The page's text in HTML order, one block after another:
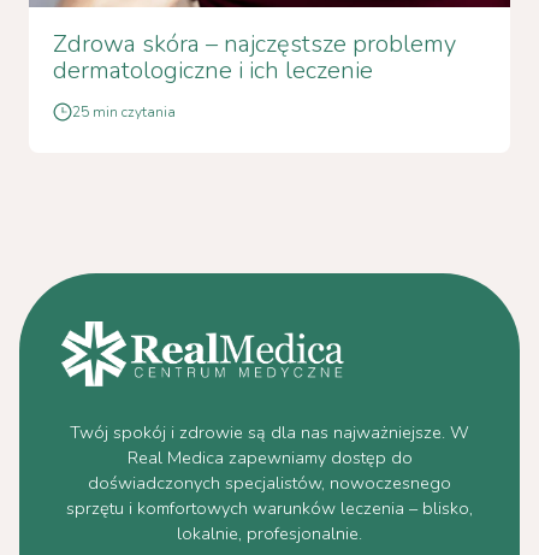
Zdrowa skóra – najczęstsze problemy
dermatologiczne i ich leczenie
25 min czytania
Twój spokój i zdrowie są dla nas najważniejsze. W
Real Medica zapewniamy dostęp do
doświadczonych specjalistów, nowoczesnego
sprzętu i komfortowych warunków leczenia – blisko,
lokalnie, profesjonalnie.